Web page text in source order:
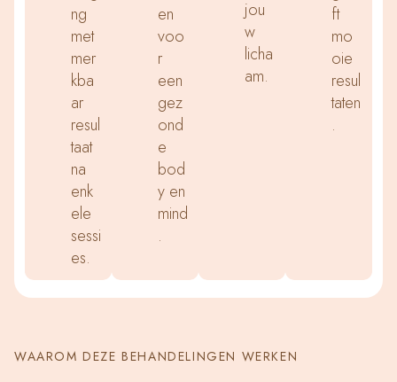
ng
met
mer
kba
ar
resul
taat
na
enk
ele
sessi
es.
en
voo
r
een
gez
ond
e
bod
y en
mind
.
jou
w
licha
am.
ft
mo
oie
resul
taten
.
WAAROM DEZE BEHANDELINGEN WERKEN